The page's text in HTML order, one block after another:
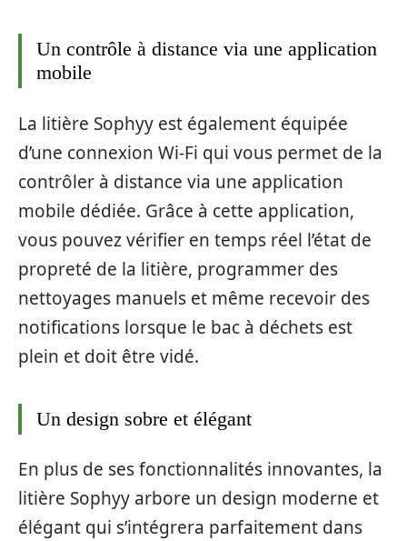
Un contrôle à distance via une application
mobile
La litière Sophyy est également équipée
d’une connexion Wi-Fi qui vous permet de la
contrôler à distance via une application
mobile dédiée. Grâce à cette application,
vous pouvez vérifier en temps réel l’état de
propreté de la litière, programmer des
nettoyages manuels et même recevoir des
notifications lorsque le bac à déchets est
plein et doit être vidé.
Un design sobre et élégant
En plus de ses fonctionnalités innovantes, la
litière Sophyy arbore un design moderne et
élégant qui s’intégrera parfaitement dans